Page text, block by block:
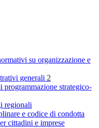
su organizzazione e
generali 2
programmazione strategico-
regionali
e codice di condotta
cittadini e imprese